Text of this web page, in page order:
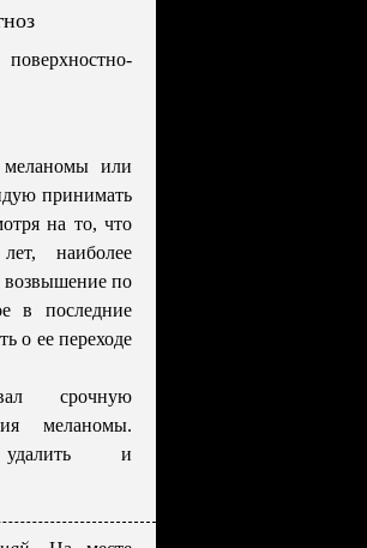
меланомы или
принимать
на то, что
наиболее
возвышение по
в последние
о ее переходе
срочную
меланомы.
удалить и